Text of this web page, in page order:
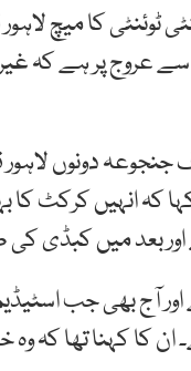
ٹوئنٹی کا میچ
پر ہے کہ غیر
دونوں
کہ انہیں کرکٹ
بعد میں کبڈی
آج بھی جب
کا کہنا تھا کہ وہ